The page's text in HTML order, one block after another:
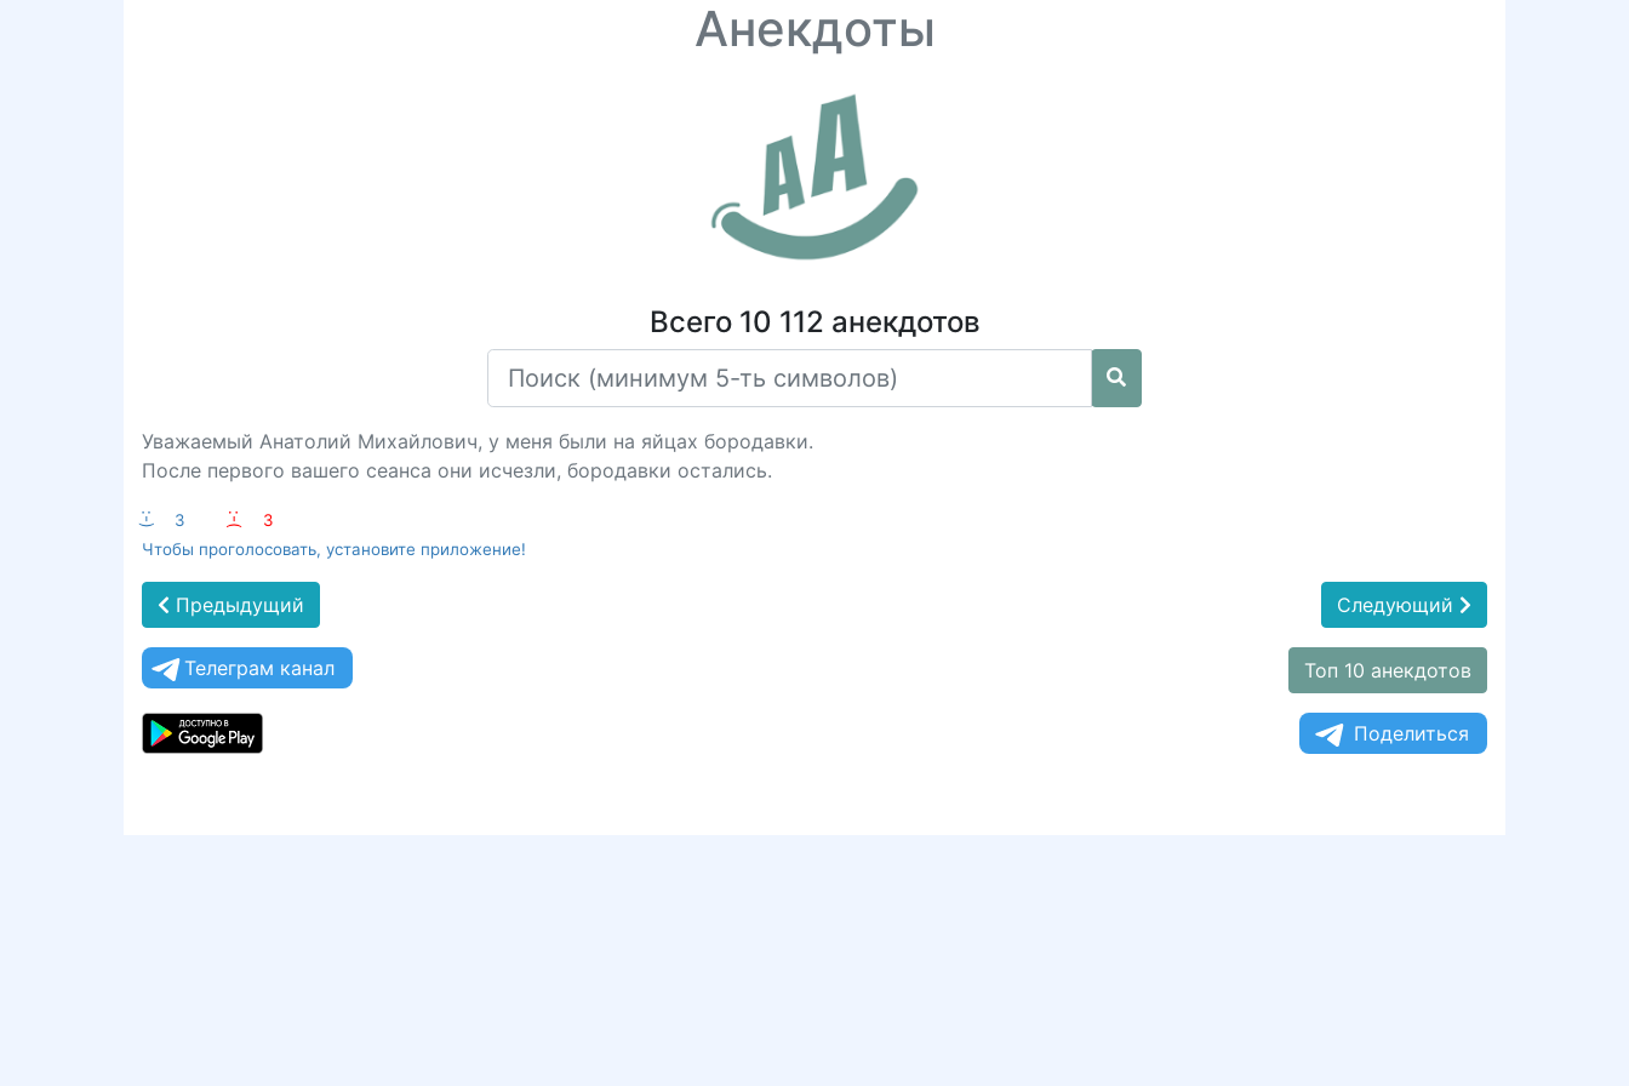
Анекдоты
Всего 10 112 анекдотов
Уважаемый Анатолий Михайлович, у меня были на яйцах бородавки.
После первого вашего сеанса они исчезли, бородавки остались.
:-) 3 :-(
3
Чтобы проголосовать, установите приложение!
Предыдущий Следующий
Телеграм канал Топ 10 анекдотов
Поделиться